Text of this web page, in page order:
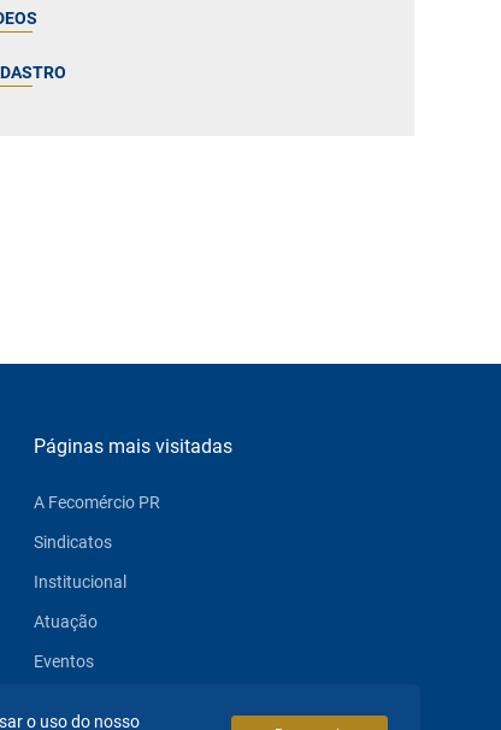
Páginas mais visitadas
A Fecomércio PR
Sindicatos
Institucional
Atuação
Eventos
o uso do nosso